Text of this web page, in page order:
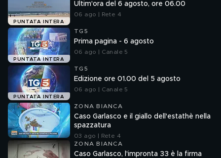
PUNTATA INTERA
Ultim'ora del 6 agosto, ore 06.00
06 ago | Rete 4
PUNTATA INTERA
TG5
Prima pagina - 6 agosto
06 ago | Canale 5
PUNTATA INTERA
TG5
Edizione ore 01.00 del 5 agosto
06 ago | Canale 5
ZONA BIANCA
Caso Garlasco e il giallo dell'estathè nella
spazzatura
03 ago | Rete 4
ZONA BIANCA
Caso Garlasco, l'impronta 33 è la firma